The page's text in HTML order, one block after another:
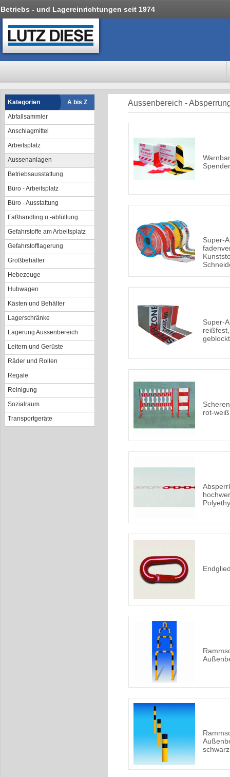
Betriebs - und Lagereinrichtungen seit 1974
Kategorien
A bis Z
Abfallsammler
Anschlagmittel
Arbeitsplatz
Aussenanlagen
Betriebsausstattung
Büro - Arbeitsplatz
Büro - Ausstattung
Faßhandling u.-abfüllung
Gefahrstoffe am Arbeitsplatz
Gefahrstofflagerung
Großbehälter
Hebezeuge
Hubwagen
Kästen und Behälter
Lagerschränke
Lagerung Aussenbereich
Leitern und Gerüste
Räder und Rollen
Regale
Reinigung
Sozialraum
Transportgeräte
Aussenbereich -
Super-
Super-
geblockt
rot-weiß
schwarz